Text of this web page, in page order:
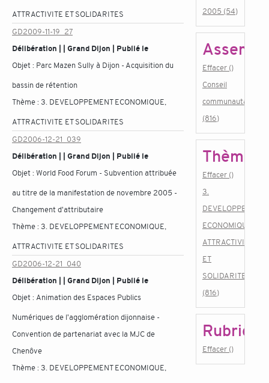
ATTRACTIVITE ET SOLIDARITES
GD2009-11-19_27
Délibération | | Grand Dijon | Publié le
Objet : Parc Mazen Sully à Dijon - Acquisition du
bassin de rétention
Thème :3. DEVELOPPEMENT ECONOMIQUE,
ATTRACTIVITE ET SOLIDARITES
GD2006-12-21_039
Délibération | | Grand Dijon | Publié le
Objet :World Food Forum - Subvention attribuée
au titre de la manifestation de novembre 2005 -
Changement d'attributaire
Thème :3. DEVELOPPEMENT ECONOMIQUE,
ATTRACTIVITE ET SOLIDARITES
GD2006-12-21_040
Délibération | | Grand Dijon | Publié le
Objet : Animation des Espaces Publics
Numériques de l'agglomération dijonnaise -
Convention de partenariat avec la MJC de
Chenôve
Thème :3. DEVELOPPEMENT ECONOMIQUE,
2005 (54)
Effacer ()
Conseil
communautaire
(816)
Thème
Effacer ()
3.
DEVELOPPEMENT
ECONOMIQUE,
ATTRACTIVITE
ET
SOLIDARITES
(816)
Rubrique
Effacer ()